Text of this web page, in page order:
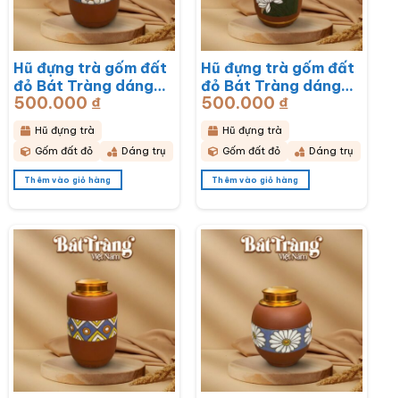
Hũ đựng trà gốm đất
đỏ Bát Tràng dáng
trụ hoạ tiết hoa mai
trắng BT-HĐT13
500.000 ₫
Hũ đựng trà
Gốm đất đỏ
Dáng trụ
Thêm vào giỏ hàng
Hũ đựng trà gốm đất
đỏ Bát Tràng dáng
trụ hoạ tiết hoa sen
BT-HĐT12
500.000 ₫
Hũ đựng trà
Gốm đất đỏ
Dáng trụ
Thêm vào giỏ hàng